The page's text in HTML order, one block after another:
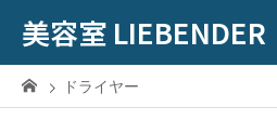
美容室 LIEBENDER
ドライヤー